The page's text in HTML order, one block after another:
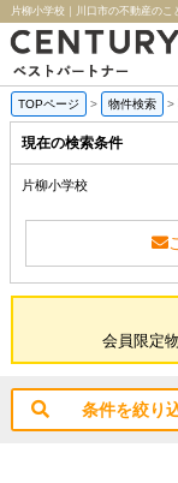
片柳小学校｜川口市の不動産の
TOPページ > 物件検索 >
現在の検索条件
片柳小学校
会員限定
条件を絞り